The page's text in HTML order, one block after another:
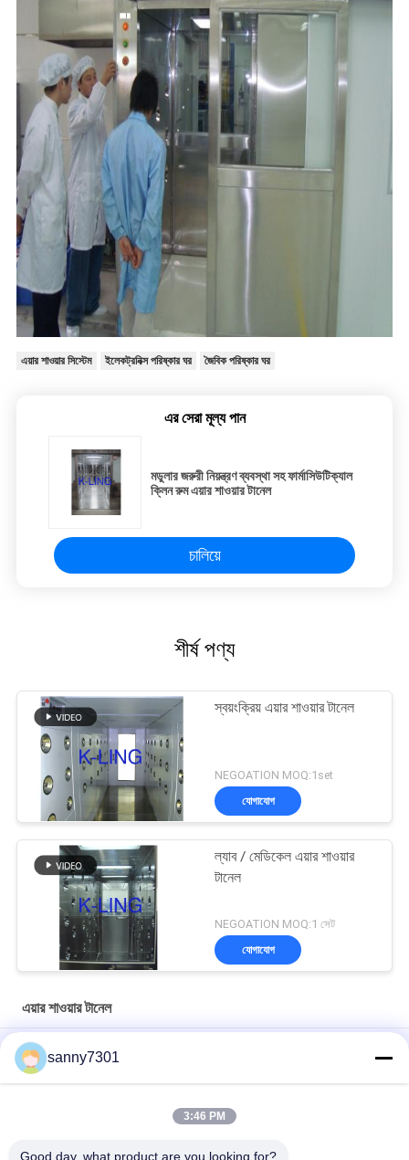
এয়ার শাওয়ার সিস্টেম ইলেকট্রনিক্স পরিষ্কার ঘর জৈবিক পরিষ্কার ঘর
এর সেরা মূল্য পান
মডুলার জরুরী নিয়ন্ত্রণ ব্যবস্থা সহ ফার্মাসিউটিক্যাল
ক্লিন রুম এয়ার শাওয়ার টানেল
চালিয়ে
শীর্ষ পণ্য
স্বয়ংক্রিয় এয়ার শাওয়ার টানেল
NEGOATION MOQ:1set
যোগাযোগ
ল্যাব / মেডিকেল এয়ার শাওয়ার
টানেল
NEGOATION MOQ:1 সেট
যোগাযোগ
এয়ার শাওয়ার টানেল
জীবাণুনাশক স্পারি সহ করোনাভাইরাস ইন্টিগ্রেটেড ব্যাকটিরিয়াঘটিত এয়ার শাওয়ার টানেল
স্বয়ংক্রিয়ভাবে আনয়ন ডোর জিনিসপত্র এয়ার শাওয়ার টানেল তিন - পক্ষযুক্ত
sanny7301
3:46 PM
Good day, what product are you looking for?